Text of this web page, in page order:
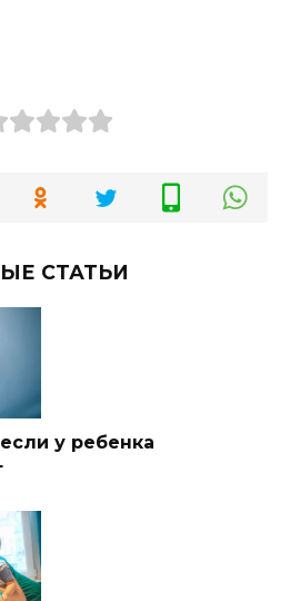
СТАТЬИ
у ребенка